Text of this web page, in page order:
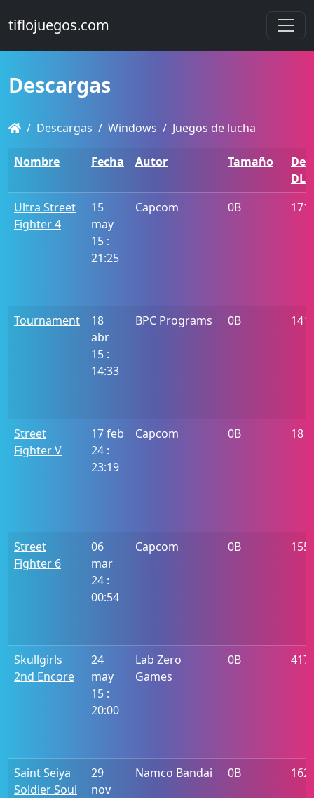
tiflojuegos.com
Descargas
Descargas Windows Juegos de lucha
Nombre Fecha Autor Tamaño
De
DL
Ultra Street
Fighter 4
15
may
15 :
21:25
Capcom 0B 171
Tournament
18
abr
15 :
14:33
BPC Programs 0B
Street
Fighter V
17 feb
24 :
23:19
Capcom 0B 18
Street
Fighter 6
06
mar
24 :
00:54
Capcom 0B 155
Skullgirls
2nd Encore
24
may
15 :
20:00
Lab Zero
Games
0B 417
Saint Seiya
Soldier Soul
29
nov
Namco Bandai 0B 162